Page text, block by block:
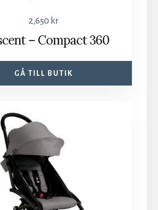
2,650 kr
– Compact 360
GÅ TILL BUTIK